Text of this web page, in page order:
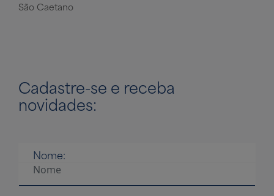
São Caetano
Cadastre-se e receba
novidades:
Nome: